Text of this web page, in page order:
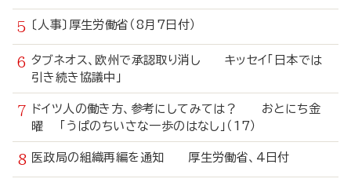
〔人事〕厚生労働省（8月7日付）
タブネオス、欧州で承認取り消し キッセイ「日本では
引き続き協議中」
ドイツ人の働き方、参考にしてみては？ おとにち金
曜 「うぱのちいさな一歩のはなし」（17）
医政局の組織再編を通知 厚生労働省、4日付